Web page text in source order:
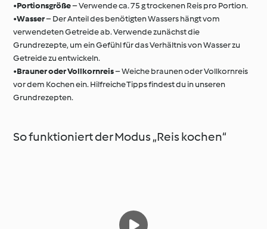
•Portionsgröße– Verwende ca. 75 g trockenen Reis pro Portion.
•Wasser– Der Anteil des benötigten Wassers hängt vom
verwendeten Getreide ab. Verwende zunächst die
Grundrezepte, um ein Gefühl für das Verhältnis von Wasser zu
Getreide zu entwickeln.
•Brauner oder Vollkornreis– Weiche braunen oder Vollkornreis
vor dem Kochen ein. Hilfreiche Tipps findest du in unseren
Grundrezepten.
So funktioniert der Modus „Reis kochen“